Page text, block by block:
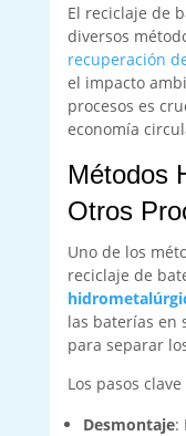
El reciclaje de
diversos
recuperación
el impacto
procesos es
economía
Métodos
Otros
Uno de los
reciclaje de
las baterías en
para separar
Los pasos
Desmontaje: